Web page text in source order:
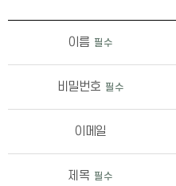
이름 필수
비밀번호 필수
이메일
제목 필수